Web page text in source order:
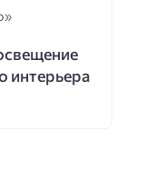
интерьера